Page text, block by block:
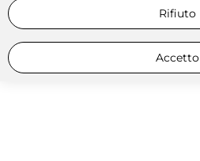
Rifiuto
Accetto